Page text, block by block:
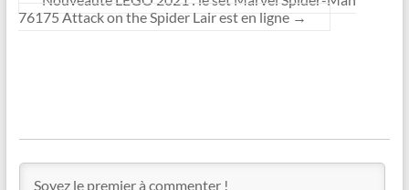
76175 Attack on the Spider Lair est en ligne →